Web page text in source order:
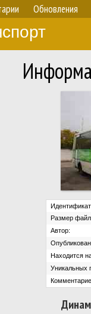
Обновления
Размер
Автор:
Находится
Уникальных